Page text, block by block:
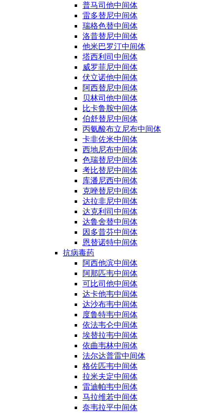
普马司他中间体
雷多替尼中间体
瑞格色替中间体
洛昔替尼中间体
他米巴罗汀中间体
塔西利司中间体
威罗菲尼中间体
伏立诺他中间体
阿西替尼中间体
贝林司他中间体
比卡鲁胺中间体
伯舒替尼中间体
丙氨酸布立尼布中间体
卡非佐米中间体
西地尼布中间体
色瑞替尼中间体
考比替尼中间体
库潘尼西中间体
克唑替尼中间体
达拉非尼中间体
达克利司中间体
达鲁舍替中间体
因多昔芬中间体
恩替诺特中间体
抗病毒药
阿西他滨中间体
阿那匹韦中间体
可比司他中间体
达卡他韦中间体
达沙布韦中间体
度鲁特韦中间体
依法韦仑中间体
埃替拉韦中间体
依曲韦林中间体
法尔达普雷中间体
格佐匹韦中间体
拉米夫定中间体
雷迪帕韦中间体
马拉维若中间体
奈韦拉平中间体